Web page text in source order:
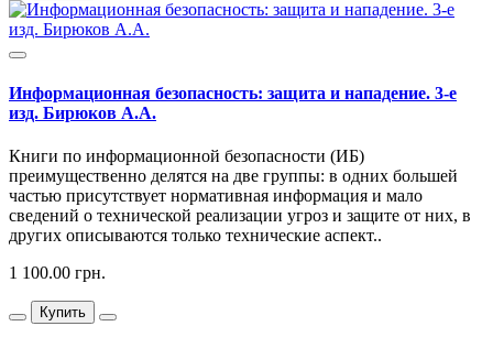
Информационная безопасность: защита и нападение. 3-е
изд. Бирюков А.А.
Книги по информационной безопасности (ИБ)
преимущественно делятся на две группы: в одних большей
частью присутствует нормативная информация и мало
сведений о технической реализации угроз и защите от них, в
других описываются только технические аспект..
1 100.00 грн.
Купить